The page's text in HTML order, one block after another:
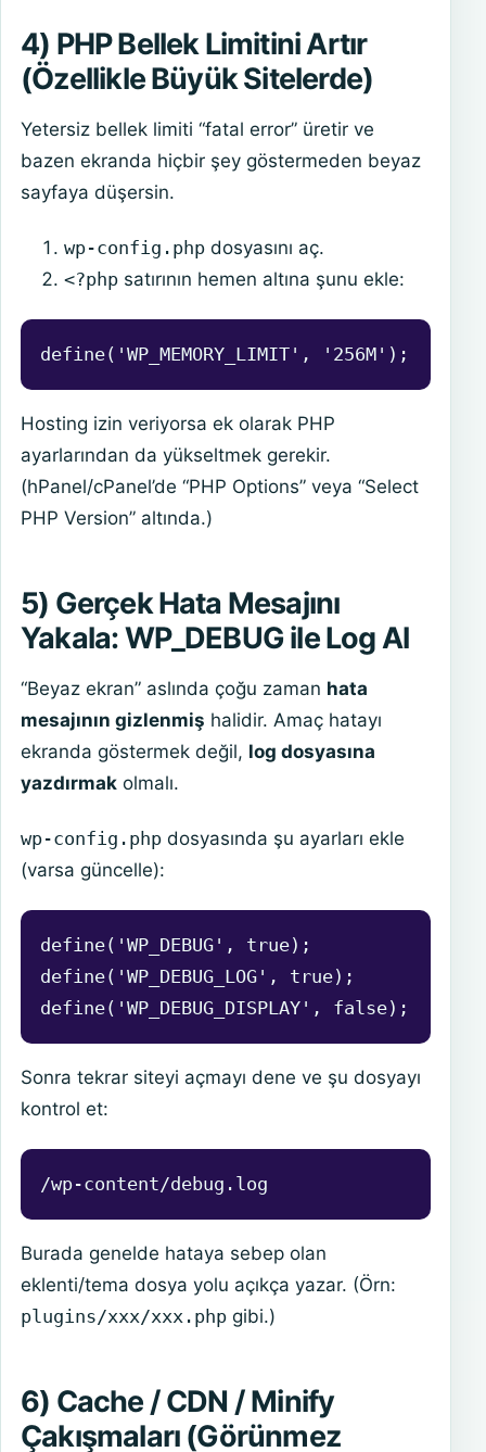
4) PHP Bellek Limitini Artır
(Özellikle Büyük Sitelerde)
Yetersiz bellek limiti “fatal error” üretir ve
bazen ekranda hiçbir şey göstermeden beyaz
sayfaya düşersin.
wp-config.php dosyasını aç.
<?php satırının hemen altına şunu ekle:
define('WP_MEMORY_LIMIT', '256M');
Hosting izin veriyorsa ek olarak PHP
ayarlarından da yükseltmek gerekir.
(hPanel/cPanel’de “PHP Options” veya “Select
PHP Version” altında.)
5) Gerçek Hata Mesajını
Yakala: WP_DEBUG ile Log Al
“Beyaz ekran” aslında çoğu zaman hata
mesajının gizlenmiş halidir. Amaç hatayı
ekranda göstermek değil, log dosyasına
yazdırmak olmalı.
wp-config.php dosyasında şu ayarları ekle
(varsa güncelle):
define('WP_DEBUG', true);
define('WP_DEBUG_LOG', true);
define('WP_DEBUG_DISPLAY', false);
Sonra tekrar siteyi açmayı dene ve şu dosyayı
kontrol et:
/wp-content/debug.log
Burada genelde hataya sebep olan
eklenti/tema dosya yolu açıkça yazar. (Örn:
plugins/xxx/xxx.php gibi.)
6) Cache / CDN / Minify
Çakışmaları (Görünmez